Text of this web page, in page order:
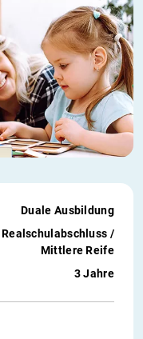
Duale Ausbildung
Realschulabschluss /
Mittlere Reife
3 Jahre